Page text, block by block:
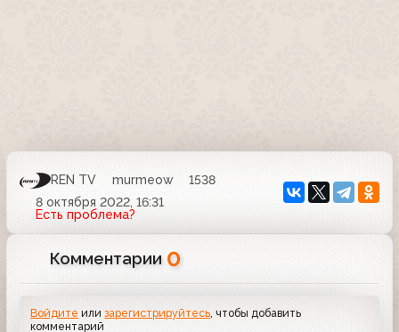
REN TV murmeow
1538
8 октября 2022, 16:31
Есть проблема?
Комментарии 0
Войдите илизарегистрируйтесь , чтобы добавить
комментарий